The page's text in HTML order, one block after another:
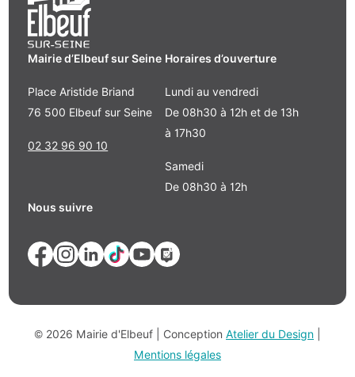
Mairie d’Elbeuf sur Seine
Place Aristide Briand
76 500 Elbeuf sur Seine
02 32 96 90 10
Horaires d’ouverture
Lundi au vendredi
De 08h30 à 12h et de 13h
à 17h30
Samedi
De 08h30 à 12h
Nous suivre
© 2026 Mairie d'Elbeuf | Conception Atelier du Design
Mentions légales